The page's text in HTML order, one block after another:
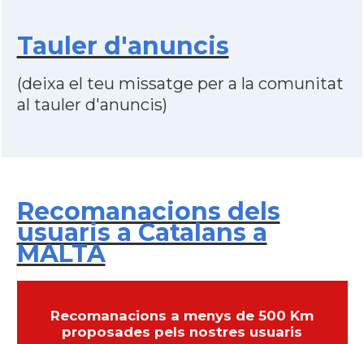
Tauler d'anuncis
(deixa el teu missatge per a la comunitat
al tauler d'anuncis)
Recomanacions dels
usuaris a Catalans a
MALTA
Recomanacions a menys de 500 Km
proposades pels nostres usuaris